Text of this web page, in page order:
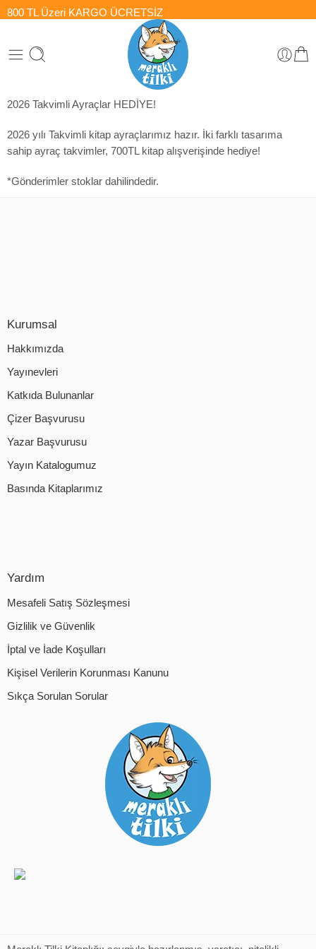
800 TL Üzeri KARGO ÜCRETSİZ
2026 Takvimli Ayraçlar HEDİYE!
2026 yılı Takvimli kitap ayraçlarımız hazır. İki farklı tasarıma
sahip ayraç takvimler, 700TL kitap alışverişinde hediye!
*Gönderimler stoklar dahilindedir.
Kurumsal
Hakkımızda
Yayınevleri
Katkıda Bulunanlar
Çizer Başvurusu
Yazar Başvurusu
Yayın Katalogumuz
Basında Kitaplarımız
Yardım
Mesafeli Satış Sözleşmesi
Gizlilik ve Güvenlik
İptal ve İade Koşulları
Kişisel Verilerin Korunması Kanunu
Sıkça Sorulan Sorular